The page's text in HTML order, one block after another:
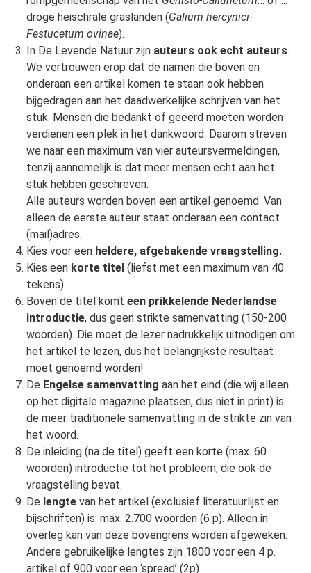
droge heischrale graslanden (Galium hercynici-
Festucetum ovinae)…
In De Levende Natuur zijn auteurs ook echt auteurs.
We vertrouwen erop dat de namen die boven en
onderaan een artikel komen te staan ook hebben
bijgedragen aan het daadwerkelijke schrijven van het
stuk. Mensen die bedankt of geëerd moeten worden
verdienen een plek in het dankwoord. Daarom streven
we naar een maximum van vier auteursvermeldingen,
tenzij aannemelijk is dat meer mensen echt aan het
stuk hebben geschreven.
Alle auteurs worden boven een artikel genoemd. Van
alleen de eerste auteur staat onderaan een contact
(mail)adres.
Kies voor een heldere, afgebakende vraagstelling.
Kies een korte titel (liefst met een maximum van 40
tekens).
Boven de titel komt een prikkelende Nederlandse
introductie, dus geen strikte samenvatting (150-200
woorden). Die moet de lezer nadrukkelijk uitnodigen om
het artikel te lezen, dus het belangrijkste resultaat
moet genoemd worden!
De Engelse samenvatting aan het eind (die wij alleen
op het digitale magazine plaatsen, dus niet in print) is
de meer traditionele samenvatting in de strikte zin van
het woord.
De inleiding (na de titel) geeft een korte (max. 60
woorden) introductie tot het probleem, die ook de
vraagstelling bevat.
De lengte van het artikel (exclusief literatuurlijst en
bijschriften) is: max. 2.700 woorden (6 p). Alleen in
overleg kan van deze bovengrens worden afgeweken.
Andere gebruikelijke lengtes zijn 1800 voor een 4 p.
artikel of 900 voor een ‘spread’ (2p)